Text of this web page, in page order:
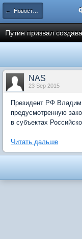
← Новости рынка недвижимости
Путин призвал
NAS
23 Sep 2015
Президент РФ
предусмотренную
в субъектах
Читать дальше